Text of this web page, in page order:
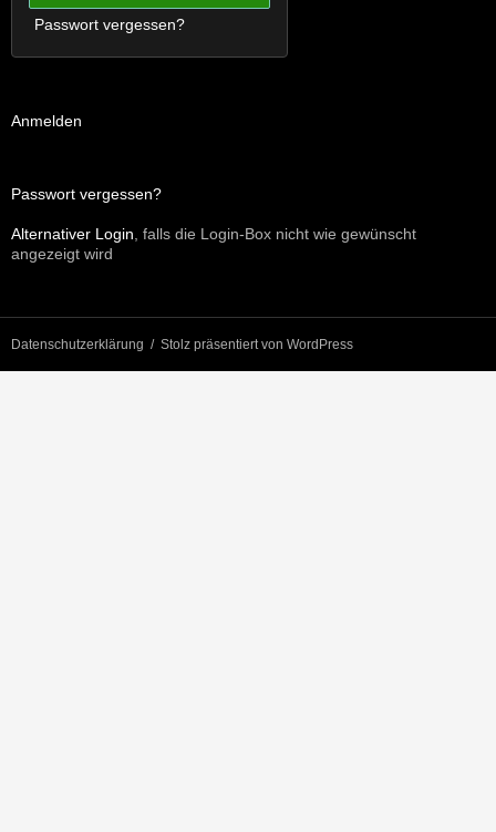
Passwort vergessen?
Anmelden
Passwort vergessen?
Alternativer Login , falls die Login-Box nicht wie gewünscht
angezeigt wird
Datenschutzerklärung Stolz präsentiert von WordPress